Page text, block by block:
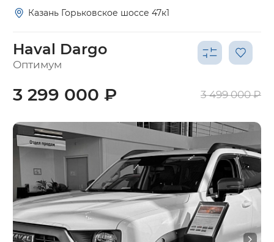
Казань Горьковское шоссе 47к1
Haval Dargo
Оптимум
3 299 000 ₽ 3 499 000 ₽